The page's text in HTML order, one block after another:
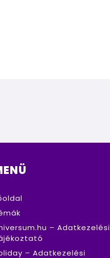
– Adatkezelési
– Adatkezelési